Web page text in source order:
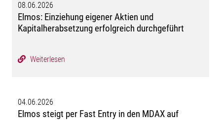
08.06.2026
Elmos: Einziehung eigener Aktien und
Kapitalherabsetzung erfolgreich durchgeführt
Weiterlesen
04.06.2026
Elmos steigt per Fast Entry in den MDAX auf